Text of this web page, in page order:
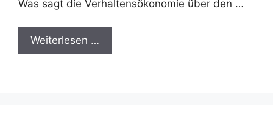
Was sagt die Verhaltensökonomie über den …
Weiterlesen …